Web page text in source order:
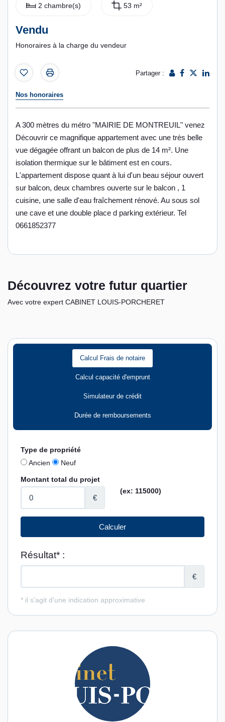
2 chambre(s) 53 m²
Vendu
Honoraires à la charge du vendeur
Partager :
Nos honoraires
A 300 mètres du métro "MAIRIE DE MONTREUIL" venez
Découvrir ce magnifique appartement avec une très belle
vue dégagée offrant un balcon de plus de 14 m². Une
isolation thermique sur le bâtiment est en cours.
L'appartement dispose quant à lui d'un beau séjour ouvert
sur balcon, deux chambres ouverte sur le balcon , 1
cuisine, une salle d'eau fraîchement rénové. Au sous sol
une cave et une double place d parking extérieur. Tel
0661852377
Découvrez votre futur quartier
Avec votre expert CABINET LOUIS-PORCHERET
Calcul Frais de notaire
Calcul capacité d'emprunt
Simulateur de crédit
Durée de remboursements